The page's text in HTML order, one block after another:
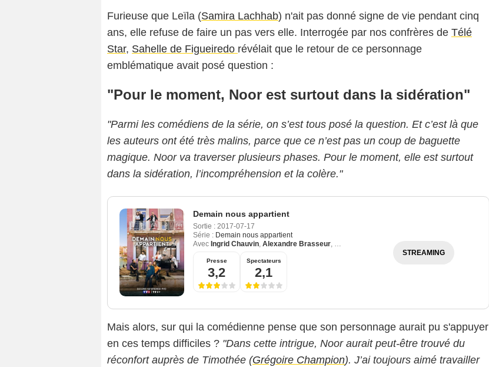
Furieuse que Leïla (Samira Lachhab) n'ait pas donné signe de vie pendant cinq
ans, elle refuse de faire un pas vers elle. Interrogée par nos confrères de Télé
Star, Sahelle de Figueiredo révélait que le retour de ce personnage
emblématique avait posé question :
"Pour le moment, Noor est surtout dans la sidération"
"Parmi les comédiens de la série, on s’est tous posé la question. Et c’est là que
les auteurs ont été très malins, parce que ce n’est pas un coup de baguette
magique. Noor va traverser plusieurs phases. Pour le moment, elle est surtout
dans la sidération, l’incompréhension et la colère."
Demain nous appartient
Sortie : 2017-07-17
Série : Demain nous appartient
Avec Ingrid Chauvin, Alexandre Brasseur, Julie Debazac
Presse
3,2
Spectateurs
2,1
STREAMING
Mais alors, sur qui la comédienne pense que son personnage aurait pu s'appuyer
en ces temps difficiles ? "Dans cette intrigue, Noor aurait peut-être trouvé du
réconfort auprès de Timothée (Grégoire Champion). J’ai toujours aimé travailler